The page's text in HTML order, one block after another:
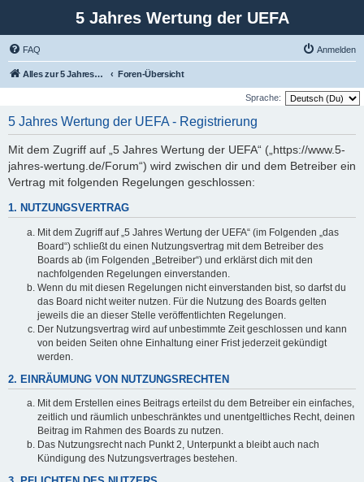
5 Jahres Wertung der UEFA
FAQ Anmelden
Alles zur 5 Jahreswertung / Tabelle der UEFA mit vielen Statistiken. Foren-Übersicht
Sprache:
5 Jahres Wertung der UEFA - Registrierung
Mit dem Zugriff auf „5 Jahres Wertung der UEFA“ („https://www.5-
jahres-wertung.de/Forum“) wird zwischen dir und dem Betreiber ein
Vertrag mit folgenden Regelungen geschlossen:
1. NUTZUNGSVERTRAG
Mit dem Zugriff auf „5 Jahres Wertung der UEFA“ (im Folgenden „das
Board“) schließt du einen Nutzungsvertrag mit dem Betreiber des
Boards ab (im Folgenden „Betreiber“) und erklärst dich mit den
nachfolgenden Regelungen einverstanden.
Wenn du mit diesen Regelungen nicht einverstanden bist, so darfst du
das Board nicht weiter nutzen. Für die Nutzung des Boards gelten
jeweils die an dieser Stelle veröffentlichten Regelungen.
Der Nutzungsvertrag wird auf unbestimmte Zeit geschlossen und kann
von beiden Seiten ohne Einhaltung einer Frist jederzeit gekündigt
werden.
2. EINRÄUMUNG VON NUTZUNGSRECHTEN
Mit dem Erstellen eines Beitrags erteilst du dem Betreiber ein einfaches,
zeitlich und räumlich unbeschränktes und unentgeltliches Recht, deinen
Beitrag im Rahmen des Boards zu nutzen.
Das Nutzungsrecht nach Punkt 2, Unterpunkt a bleibt auch nach
Kündigung des Nutzungsvertrages bestehen.